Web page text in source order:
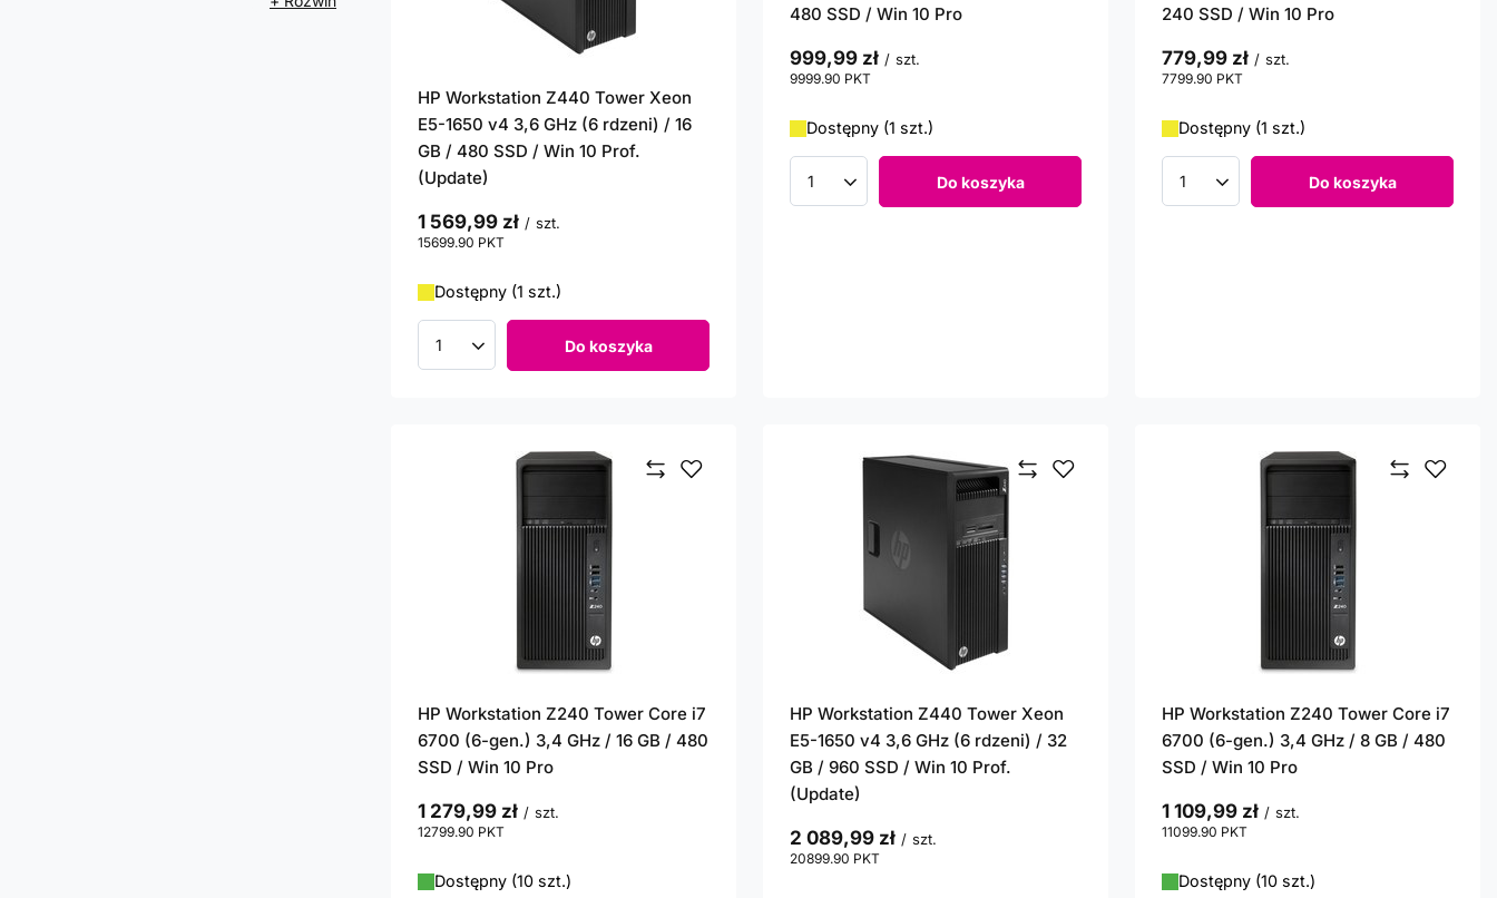
HP Workstation Z440 Tower Xeon
E5-1650 v4 3,6 GHz (6 rdzeni) / 16
GB / 480 SSD / Win 10 Prof.
(Update)
1 569,99 zł / szt.
15699.90 PKT
Dostępny (1 szt.)
Ilość produktów Do koszyka
480 SSD / Win 10 Pro
999,99 zł / szt.
9999.90 PKT
Dostępny (1 szt.)
Ilość produktów Do koszyka
240 SSD / Win 10 Pro
779,99 zł / szt.
7799.90 PKT
Dostępny (1 szt.)
Ilość produktów Do koszyka
HP Workstation Z240 Tower Core i7
6700 (6-gen.) 3,4 GHz / 16 GB / 480
SSD / Win 10 Pro
1 279,99 zł / szt.
12799.90 PKT
Dostępny (10 szt.)
HP Workstation Z440 Tower Xeon
E5-1650 v4 3,6 GHz (6 rdzeni) / 32
GB / 960 SSD / Win 10 Prof.
(Update)
2 089,99 zł / szt.
20899.90 PKT
HP Workstation Z240 Tower Core i7
6700 (6-gen.) 3,4 GHz / 8 GB / 480
SSD / Win 10 Pro
1 109,99 zł / szt.
11099.90 PKT
Dostępny (10 szt.)